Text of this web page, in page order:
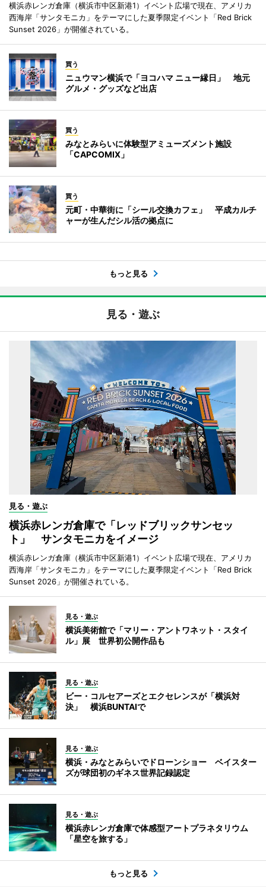
横浜赤レンガ倉庫（横浜市中区新港1）イベント広場で現在、アメリカ
西海岸「サンタモニカ」をテーマにした夏季限定イベント「Red Brick
Sunset 2026」が開催されている。
買う
ニュウマン横浜で「ヨコハマ ニュー縁日」 地元
グルメ・グッズなど出店
買う
みなとみらいに体験型アミューズメント施設
「CAPCOMIX」
買う
元町・中華街に「シール交換カフェ」 平成カルチ
ャーが生んだシル活の拠点に
もっと見る
見る・遊ぶ
見る・遊ぶ
横浜赤レンガ倉庫で「レッドブリックサンセッ
ト」 サンタモニカをイメージ
横浜赤レンガ倉庫（横浜市中区新港1）イベント広場で現在、アメリカ
西海岸「サンタモニカ」をテーマにした夏季限定イベント「Red Brick
Sunset 2026」が開催されている。
見る・遊ぶ
横浜美術館で「マリー・アントワネット・スタイ
ル」展 世界初公開作品も
見る・遊ぶ
ビー・コルセアーズとエクセレンスが「横浜対
決」 横浜BUNTAIで
見る・遊ぶ
横浜・みなとみらいでドローンショー ベイスター
ズが球団初のギネス世界記録認定
見る・遊ぶ
横浜赤レンガ倉庫で体感型アートプラネタリウム
「星空を旅する」
もっと見る